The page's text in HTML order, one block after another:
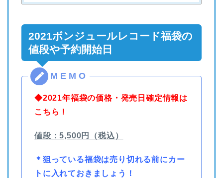
2021ボンジュールレコード福袋の
値段や予約開始日
◆2021年福袋の価格・発売日確定情報は
こちら！
値段：5,500円（税込）
＊狙っている福袋は売り切れる前にカー
トに入れておきましょう！